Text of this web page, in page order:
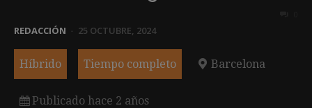
REDACCIÓN 25 OCTUBRE, 2024
Híbrido Tiempo completo Barcelona
Publicado hace 2 años